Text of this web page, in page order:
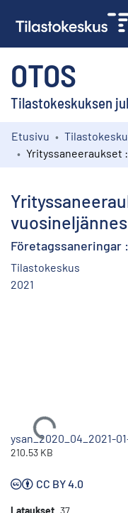
OTOS
Tilastokeskuksen
Kokoelmat
Etusivu
vuosineljännes
Företagssaneringar
Tilastokeskus
2021
Ladataan...
ysan_2020_04_2021-
210.53 KB
CC BY 4.0
Lataukset 37